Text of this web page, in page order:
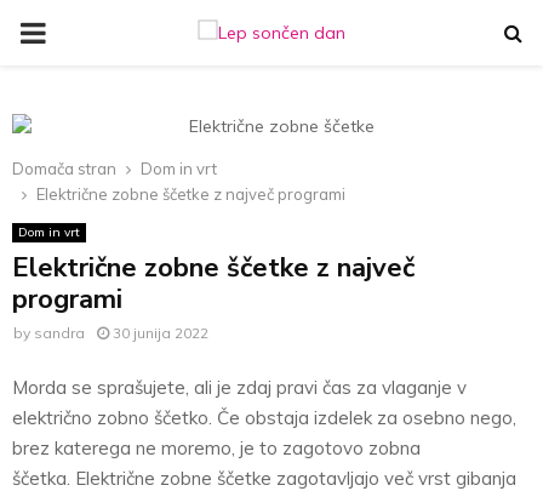
PRIMARY
Domača stran
Dom in vrt
Električne zobne ščetke z največ programi
Dom in vrt
Električne zobne ščetke z največ
programi
by sandra 30 junija 2022
Morda se sprašujete, ali je zdaj pravi čas za vlaganje v
električno zobno ščetko. Če obstaja izdelek za osebno nego,
brez katerega ne moremo, je to zagotovo zobna
ščetka. Električne zobne ščetke zagotavljajo več vrst gibanja